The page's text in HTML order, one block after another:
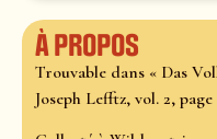
À propos
Trouvable dans « Das
Joseph Lefftz, vol. 2, page